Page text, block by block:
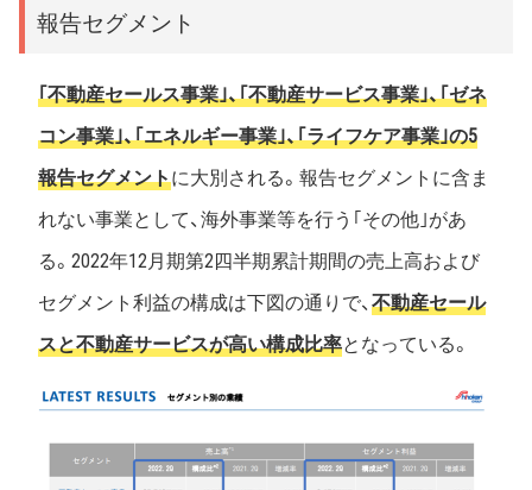
報告セグメント
｢不動産セールス事業｣、｢不動産サービス事業｣、｢ゼネ
コン事業｣、｢エネルギー事業｣、｢ライフケア事業｣の5
報告セグメントに大別される。報告セグメントに含ま
れない事業として、海外事業等を行う｢その他｣があ
る。2022年12月期第2四半期累計期間の売上高および
セグメント利益の構成は下図の通りで、不動産セール
スと不動産サービスが高い構成比率となっている。